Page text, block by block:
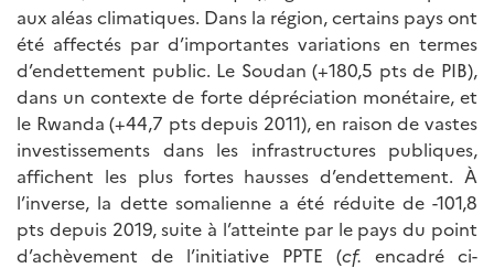
aux aléas climatiques. Dans la région, certains pays ont
été affectés par d’importantes variations en termes
d’endettement public. Le Soudan (+180,5 pts de PIB),
dans un contexte de forte dépréciation monétaire, et
le Rwanda (+44,7 pts depuis 2011), en raison de vastes
investissements dans les infrastructures publiques,
affichent les plus fortes hausses d’endettement. À
l’inverse, la dette somalienne a été réduite de -101,8
pts depuis 2019, suite à l’atteinte par le pays du point
d’achèvement de l’initiative PPTE (cf. encadré ci-